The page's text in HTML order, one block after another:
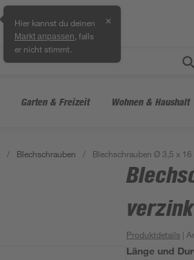
Hier kannst du deinen
Markt anpassen , falls
er nicht stimmt.
✕
Garten & Freizeit Wohnen & Haushalt
/ Blechschrauben / Blechschrauben Ø 3,5 x
Produktdetails |
Länge und